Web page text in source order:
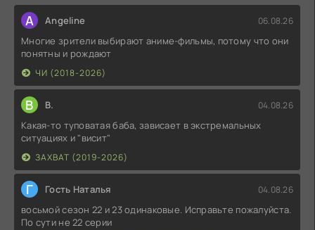
A Angeline 06.08.26
Многие зрители выбирают аниме-фильмы, потому что они
понятны и рождают
ЧИ (2018-2026)
В В. 04.08.26
Какая-то туповатая баба, зависает в экстремальных
ситуациях и "висит"
ЗАХВАТ (2019-2026)
Г Гость Наталья 04.08.26
восьмой сезон 22 и 23 одинаковые. Исправьте пожалуйста.
По сути не 22 серии